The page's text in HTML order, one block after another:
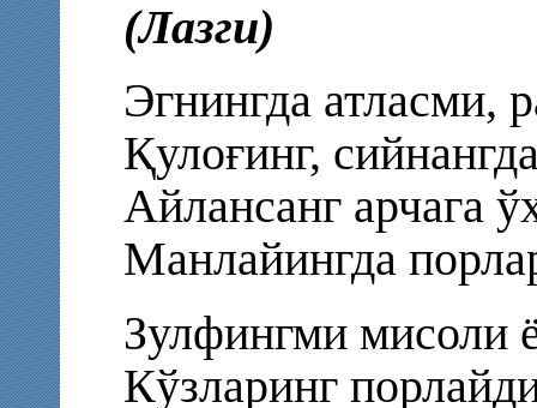
(Лазги)
Эгнингда атласми,
Қулоғинг,
Айлансанг арчага
Манлайингда
Зулфингми мисоли
Кўзларинг